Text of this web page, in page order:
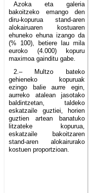
Azoka eta galeria
bakoitzeko emango den
diru-kopurua stand-aren
alokairuaren kostuaren
ehuneko ehuna izango da
(% 100), betiere lau mila
euroko (4.000) kopuru
maximoa gainditu gabe.
2.– Multzo bateko
gehieneko kopuruak
ezingo balie aurre egin,
aurreko atalean jasotako
baldintzetan, taldeko
eskatzaile guztiei, horien
guztien artean banatuko
litzateke kopurua,
eskatzaile bakoitzaren
stand-aren alokairurako
kostuen proportzioan.